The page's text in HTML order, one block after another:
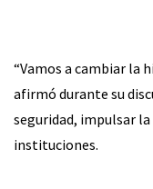
“Vamos a cambiar la
afirmó durante su
seguridad, impulsar
instituciones.